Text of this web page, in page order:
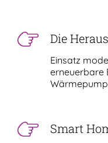
Die
Einsatz
erneuerbare
Smart